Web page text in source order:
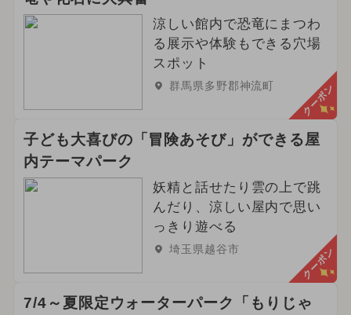
涼しい館内で恐竜にまつわ
る展示や体験もできる穴場
スポット
群馬県多野郡神流町 クーポン
子ども大喜びの「冒険あそび」ができる屋
内テーマパーク
妖精と話せたり雲の上で跳
んだり、涼しい屋内で思い
っきり遊べる
埼玉県越谷市 クーポン
7/4～夏限定ウォーターパーク「もりじゃ